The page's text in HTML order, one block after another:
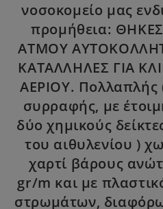
νοσοκομείο μας
προμήθεια:
ΑΤΜΟΥ
ΚΑΤΑΛΛΗΛΕΣ ΓΙΑ
ΑΕΡΙΟΥ. Πολλαπλής
συρραφής, με
δύο χημικούς
του αιθυλενίου )
χαρτί βάρους
gr/m και με
στρωμάτων,